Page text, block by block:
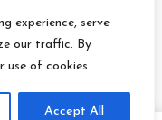
experience, serve
our traffic. By
use of cookies.
Accept All